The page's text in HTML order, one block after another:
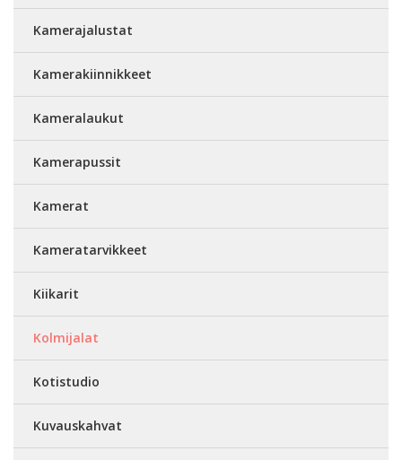
Kamerajalustat
Kamerakiinnikkeet
Kameralaukut
Kamerapussit
Kamerat
Kameratarvikkeet
Kiikarit
Kolmijalat
Kotistudio
Kuvauskahvat